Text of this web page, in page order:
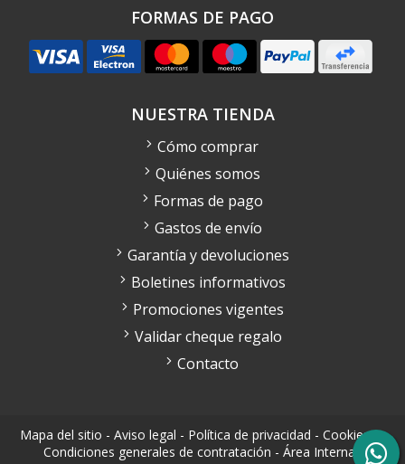
FORMAS DE PAGO
NUESTRA TIENDA
Cómo comprar
Quiénes somos
Formas de pago
Gastos de envío
Garantía y devoluciones
Boletines informativos
Promociones vigentes
Validar cheque regalo
Contacto
Mapa del sitio - Aviso legal - Política de privacidad - Cookies-
Condiciones generales de contratación - Área Interna